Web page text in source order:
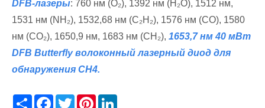
DFB-лазеры: 760 нм (O₂), 1392 нм (H₂O), 1512 нм,
1531 нм (NH₂), 1532,68 нм (C₂H₂), 1576 нм (CO), 1580
нм (CO₂), 1650,9 нм, 1683 нм (CH₂), 1653,7 нм 40 мВт
DFB Butterfly волоконный лазерный диод для
обнаружения CH4.
Share Facebook
TwitterPinterest